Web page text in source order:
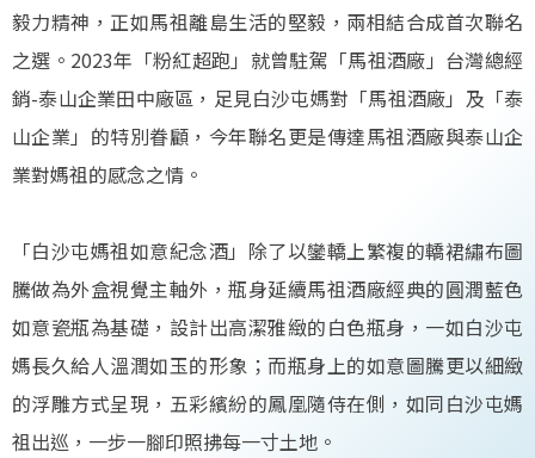
毅力精神，正如馬祖離島生活的堅毅，兩相結合成首次聯名
之選。2023年「粉紅超跑」就曾駐駕「馬祖酒廠」台灣總經
銷-泰山企業田中廠區，足見白沙屯媽對「馬祖酒廠」及「泰
山企業」的特別眷顧，今年聯名更是傳達馬祖酒廠與泰山企
業對媽祖的感念之情。
「白沙屯媽祖如意紀念酒」除了以鑾轎上繁複的轎裙繡布圖
騰做為外盒視覺主軸外，瓶身延續馬祖酒廠經典的圓潤藍色
如意瓷瓶為基礎，設計出高潔雅緻的白色瓶身，一如白沙屯
媽長久給人溫潤如玉的形象；而瓶身上的如意圖騰更以細緻
的浮雕方式呈現，五彩繽紛的鳳凰隨侍在側，如同白沙屯媽
祖出巡，一步一腳印照拂每一寸土地。